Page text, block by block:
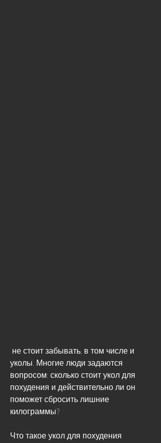
уколы. Многие люди задаются
вопросом: сколько стоит укол для
похудения и действительно ли он
поможет сбросить лишние
килограммы?
Что такое укол для похудения